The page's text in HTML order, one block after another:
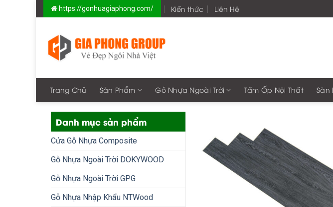
to
https://gonhuagiaphong.com/ Kiến thức Liên Hệ Chào
Trang Chủ Sản Phẩm Gỗ Nhựa Ngoài Trời Tấm Ốp Nội Thất Sàn
Danh mục sản phẩm
Cửa Gỗ Nhựa Composite
Gỗ Nhựa Ngoài Trời DOKYWOOD
Gỗ Nhựa Ngoài Trời GPG
Gỗ Nhựa Nhập Khẩu NTWood